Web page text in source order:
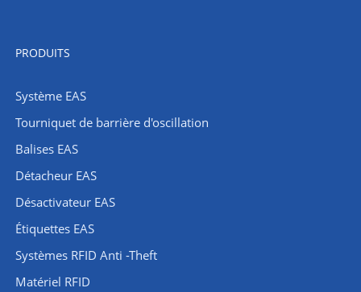
PRODUITS
Système EAS
Tourniquet de barrière d'oscillation
Balises EAS
Détacheur EAS
Désactivateur EAS
Étiquettes EAS
Systèmes RFID Anti -Theft
Matériel RFID